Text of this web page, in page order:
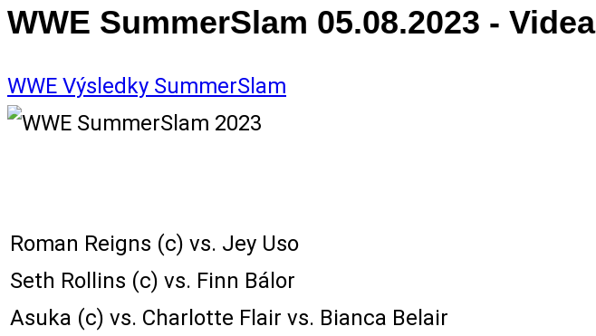
WWE SummerSlam 05.08.2023 - Videa
WWE Výsledky SummerSlam
Roman Reigns (c) vs. Jey Uso
Seth Rollins (c) vs. Finn Bálor
Asuka (c) vs. Charlotte Flair vs. Bianca Belair